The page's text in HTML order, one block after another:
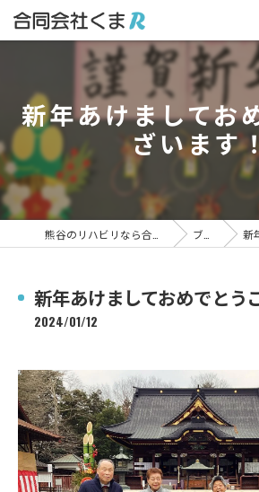
新年あけましてお
ざいます
ブログ 新
新年あけましておめでとう
2024/01/12